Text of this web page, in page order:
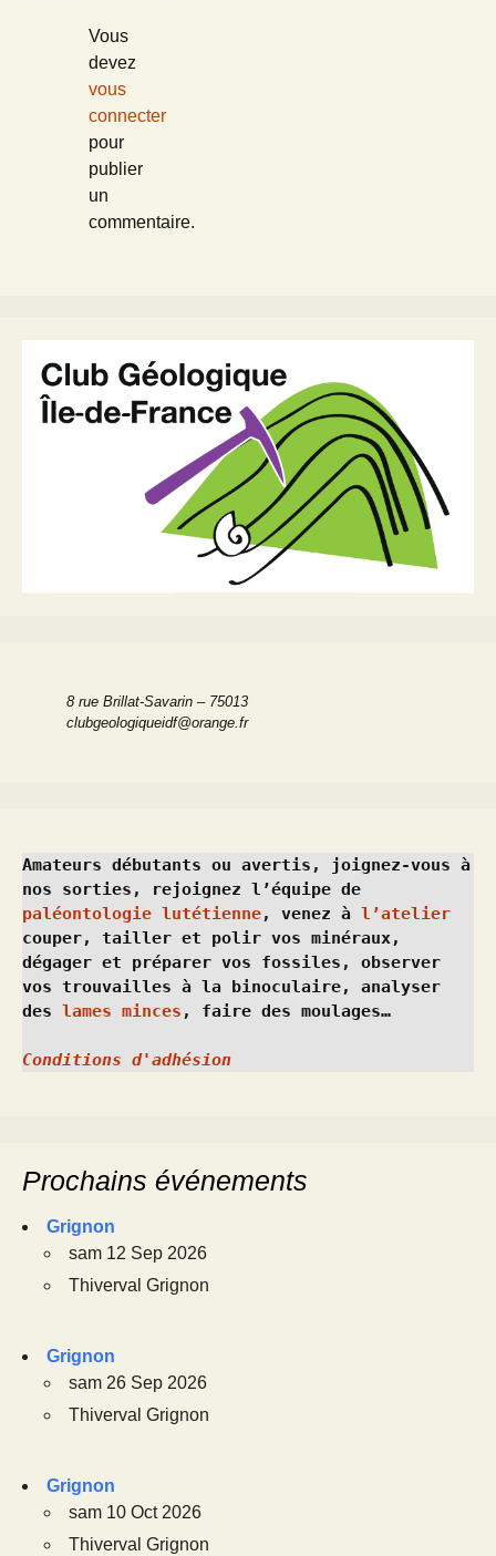
Vous
devez
vous
connecter
pour
publier
un
commentaire.
8 rue Brillat-Savarin – 75013
clubgeologiqueidf@orange.fr
Amateurs débutants ou avertis, joignez-vous à
paléontologie lutétienne, venez à l’atelier
couper, tailler et polir vos minéraux,
dégager et préparer vos fossiles, observer
vos trouvailles à la binoculaire, analyser
des lames minces , faire des moulages…
Conditions d'adhésion
Prochains événements
Grignon
sam 12 Sep 2026
Thiverval Grignon
Grignon
sam 26 Sep 2026
Thiverval Grignon
Grignon
sam 10 Oct 2026
Thiverval Grignon